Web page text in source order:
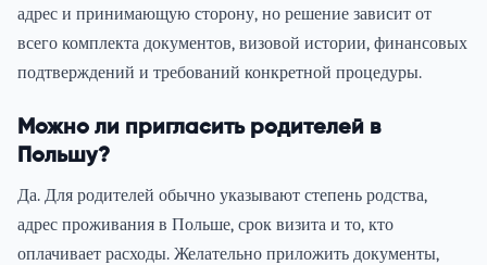
адрес и принимающую сторону, но решение зависит от
всего комплекта документов, визовой истории, финансовых
подтверждений и требований конкретной процедуры.
Можно ли пригласить родителей в
Польшу?
Да. Для родителей обычно указывают степень родства,
адрес проживания в Польше, срок визита и то, кто
оплачивает расходы. Желательно приложить документы,